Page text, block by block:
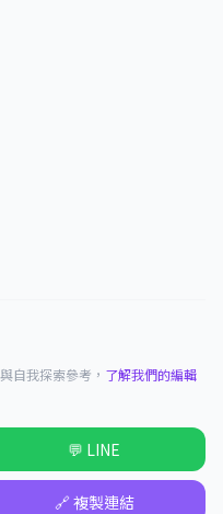
自我探索參考， 了解我們的編輯
💬 LINE
🔗 複製連結